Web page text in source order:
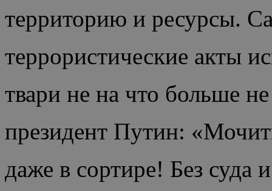
территорию и ресурсы.
террористические акты
твари не на что больше
президент Путин:
даже в сортире! Без суда